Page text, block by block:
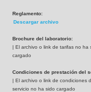
Reglamento:
Descargar archivo
Brochure del laboratorio:
| El archivo o link de tarifas no ha
cargado
Condiciones de prestación del
| El archivo o link de condiciones
servicio no ha sido cargado